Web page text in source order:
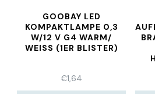
GOOBAY LED
KOMPAKTLAMPE 0,3
W/12 V G4 WARM/
WEISS (1ER BLISTER)
€1,64